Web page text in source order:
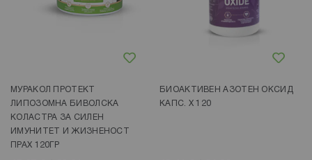
МУРАКОЛ ПРОТЕКТ
ЛИПОЗОМНА БИВОЛСКА
КОЛАСТРА ЗА СИЛЕН
ИМУНИТЕТ И ЖИЗНЕНОСТ
ПРАХ 120ГР
БИОАКТИВЕН АЗОТЕН ОКСИД
КАПС. Х 120